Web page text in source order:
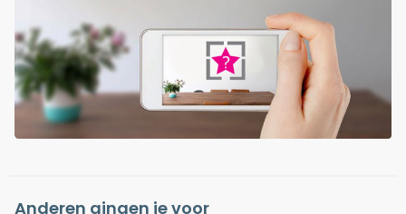
Anderen gingen je voor